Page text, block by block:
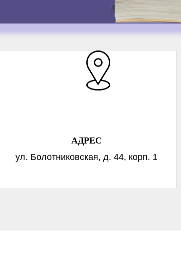
АДРЕС
ул. Болотниковская, д. 44, корп. 1